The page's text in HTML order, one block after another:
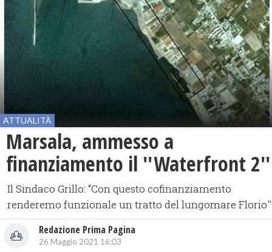
ATTUALITÀ
Marsala, ammesso a
finanziamento il ''Waterfront 2''
Il Sindaco Grillo: “Con questo cofinanziamento
renderemo funzionale un tratto del lungomare Florio''
Redazione Prima Pagina
26 Maggio 2021 16:03